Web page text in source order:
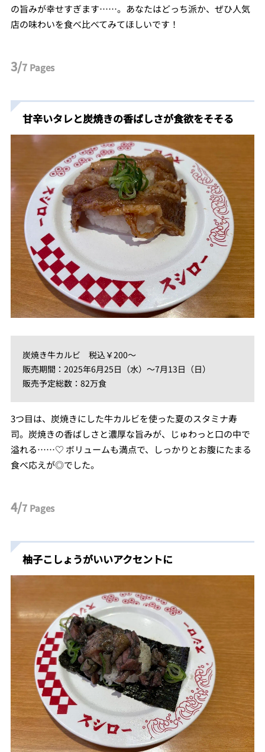
の旨みが幸せすぎます……。あなたはどっち派か、ぜひ人気
店の味わいを食べ比べてみてほしいです！
3/7 Pages
甘辛いタレと炭焼きの香ばしさが食欲をそそる
炭焼き牛カルビ 税込￥200～
販売期間：2025年6月25日（水）～7月13日（日）
販売予定総数：82万食
3つ目は、炭焼きにした牛カルビを使った夏のスタミナ寿
司。炭焼きの香ばしさと濃厚な旨みが、じゅわっと口の中で
溢れる……♡ ボリュームも満点で、しっかりとお腹にたまる
食べ応えが◎でした。
4/7 Pages
柚子こしょうがいいアクセントに